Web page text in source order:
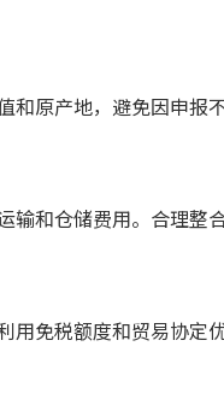
原产地，避免因申报
和仓储费用。合理整
免税额度和贸易协定